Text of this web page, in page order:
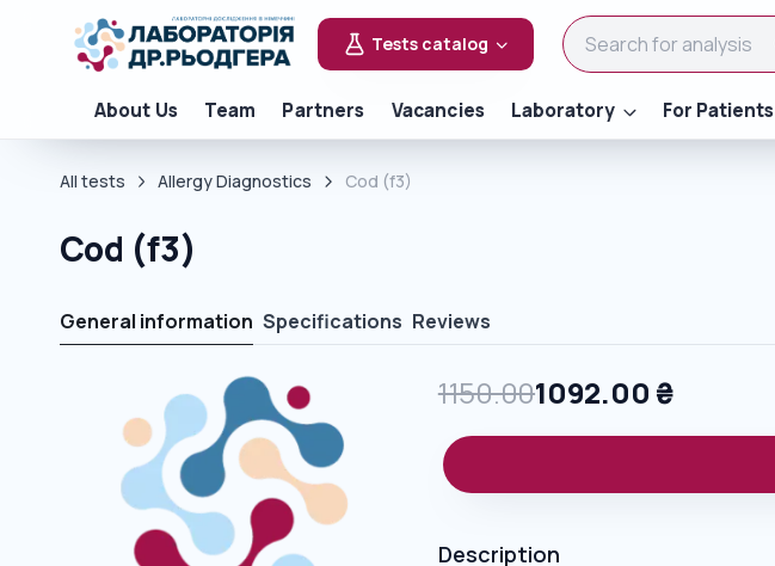
Tests catalog
About Us Team Partners Vacancies Laboratory For Patients
All tests Allergy Diagnostics Cod (f3)
Cod (f3)
General information Specifications Reviews
1150.001092.00 ₴
Description